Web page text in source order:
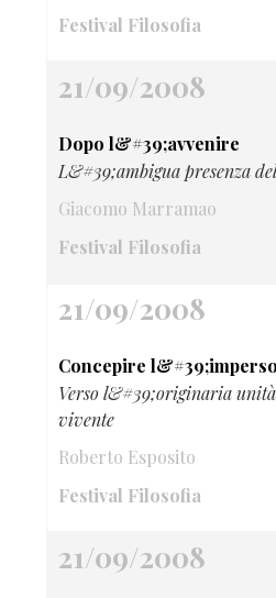
Festival Filosofia
21/09/2008
Dopo l&#39;avvenire
L&#39;ambigua presenza
Giacomo Marramao
Festival Filosofia
21/09/2008
Concepire
Verso l&#39;originaria
vivente
Roberto Esposito
Festival Filosofia
21/09/2008